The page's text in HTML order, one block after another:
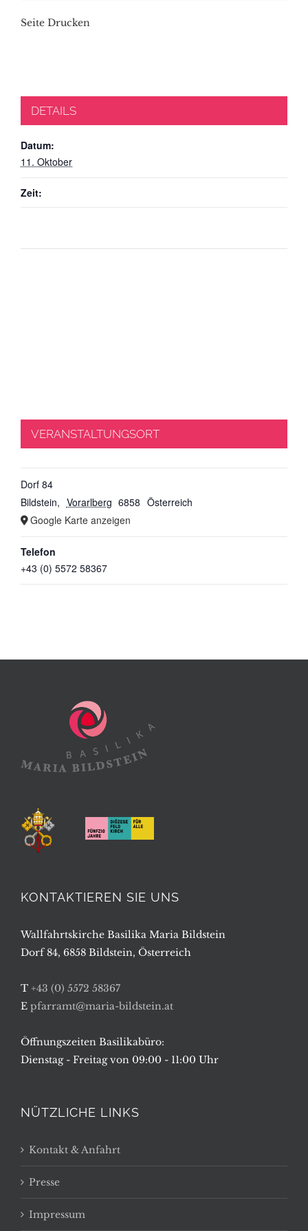
Seite Drucken
DETAILS
Datum:
11. Oktober
Zeit:
VERANSTALTUNGSORT
Dorf 84
Bildstein, Vorarlberg 6858 Österreich
Google Karte anzeigen
Telefon
+43 (0) 5572 58367
KONTAKTIEREN SIE UNS
Wallfahrtskirche Basilika Maria Bildstein
Dorf 84, 6858 Bildstein, Österreich
T +43 (0) 5572 58367
E pfarramt@maria-bildstein.at
Öffnungszeiten Basilikabüro:
Dienstag - Freitag von 09:00 - 11:00 Uhr
NÜTZLICHE LINKS
Kontakt & Anfahrt
Presse
Impressum